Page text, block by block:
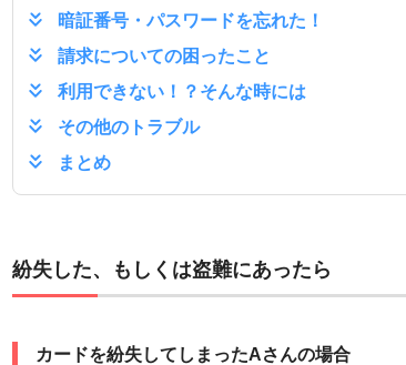
暗証番号・パスワードを忘れた！
請求についての困ったこと
利用できない！？そんな時には
その他のトラブル
まとめ
紛失した、もしくは盗難にあったら
カードを紛失してしまったAさんの場合